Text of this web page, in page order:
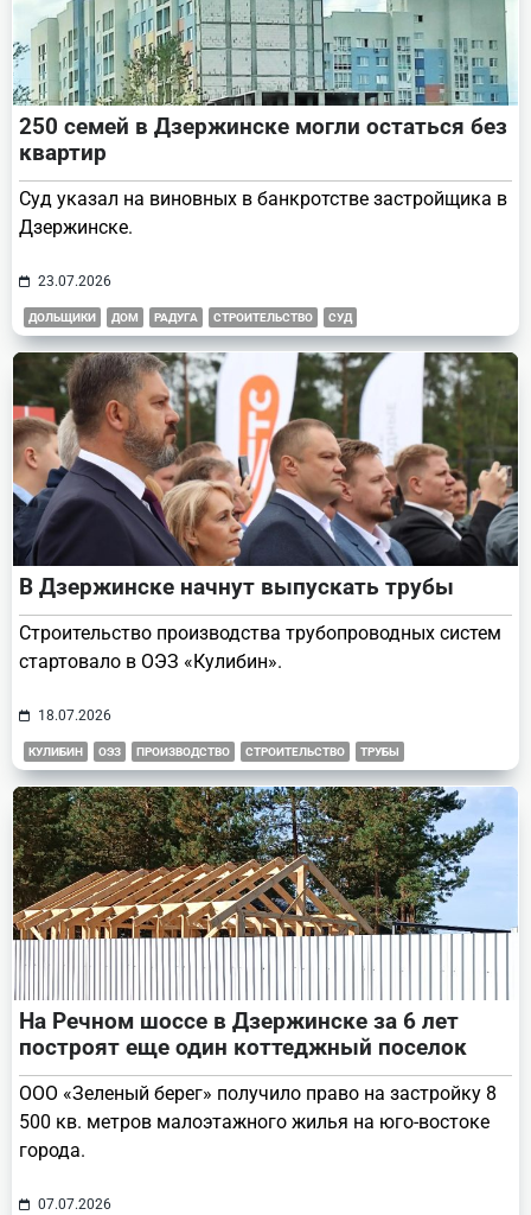
250 семей в Дзержинске могли остаться без
квартир
Суд указал на виновных в банкротстве застройщика в
Дзержинске.
23.07.2026
ДОЛЬЩИКИ ДОМ РАДУГА СТРОИТЕЛЬСТВО СУД
В Дзержинске начнут выпускать трубы
Строительство производства трубопроводных систем
стартовало в ОЭЗ «Кулибин».
18.07.2026
КУЛИБИН ОЭЗ ПРОИЗВОДСТВО СТРОИТЕЛЬСТВО ТРУБЫ
На Речном шоссе в Дзержинске за 6 лет
построят еще один коттеджный поселок
ООО «Зеленый берег» получило право на застройку 8
500 кв. метров малоэтажного жилья на юго-востоке
города.
07.07.2026